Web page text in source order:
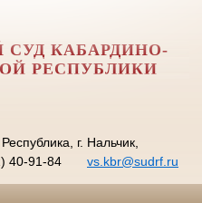
СУД КАБАРДИНО-
РЕСПУБЛИКИ
г. Нальчик,
40-91-84 vs.kbr@sudrf.ru